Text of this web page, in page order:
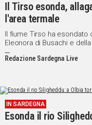
Il Tirso esonda,
l'area termale
Il fiume Tirso ha esondato
Eleonora di Busachi e
nell'Oristanese, in seguito
sbarramento gestito dalla
Redazione Sardegna Live
IN SARDEGNA
Esonda il rio